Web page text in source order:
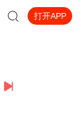
打开APP